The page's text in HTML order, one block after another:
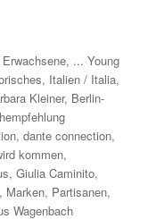
, ... Young
, Italien / Italia,
Kleiner, Berlin-
,dante connection,
kommen,
,Giulia Caminito,
, Marken, Partisanen,
Wagenbach